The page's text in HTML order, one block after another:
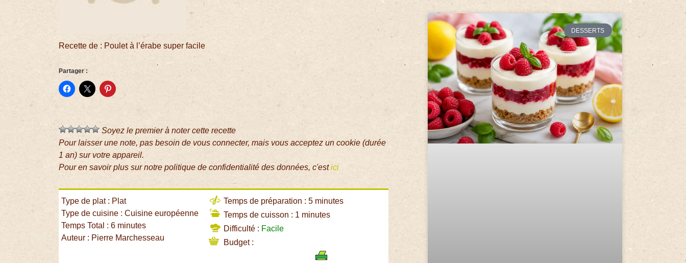
Recette de : Poulet à l’érabe super facile
Partager :
Soyez le premier à noter cette recette
Pour laisser une note, pas besoin de vous connecter, mais vous acceptez un cookie (durée
1 an) sur votre appareil.
Pour en savoir plus sur notre politique de confidentialité des données, c'estici
Type de plat : Plat
Type de cuisine : Cuisine européenne
Temps Total : 6 minutes
Auteur : Pierre Marchesseau
Temps de préparation : 5 minutes
Temps de cuisson : 1 minutes
Difficulté : Facile
Budget :
DESSERTS